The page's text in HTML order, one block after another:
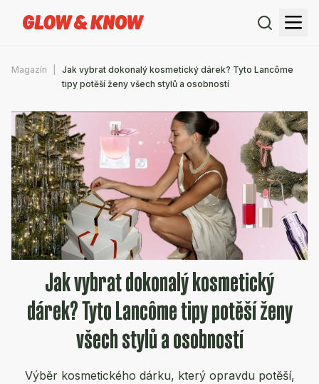
Magazín
Jak vybrat dokonalý kosmetický dárek? Tyto Lancôme
tipy potěší ženy všech stylů a osobností
Jak vybrat dokonalý kosmetický
dárek? Tyto Lancôme tipy potěší ženy
všech stylů a osobností
Výběr kosmetického dárku, který opravdu potěší,